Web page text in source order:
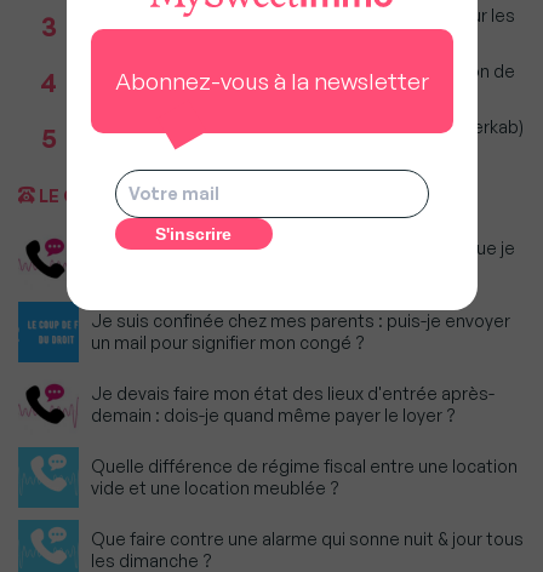
3
Immobilier : Ce que l’AI Act change vraiment pour les
agences depuis le 2 août 2026
4
Incendies : Quels sont vos droits si votre location de
vacances est annulée ?
5
Immobilier 1er semestre 2026 (Observatoire Interkab)
: Climat et géopolitique redessinent marché
LE COUP DE FIL DU DROIT
Dois-je continuer à payer le loyer du logement que je
Je suis confinée chez mes parents : puis-je envoyer
un mail pour signifier mon congé ?
Je devais faire mon état des lieux d'entrée après-
demain : dois-je quand même payer le loyer ?
Quelle différence de régime fiscal entre une location
vide et une location meublée ?
Que faire contre une alarme qui sonne nuit & jour tous
les dimanche ?
Abonnez-vous à la newsletter